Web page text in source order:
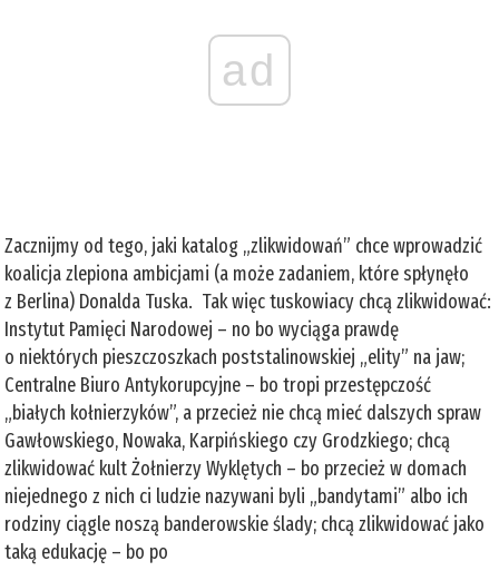
ad
Zacznijmy od tego, jaki katalog „zlikwidowań” chce wprowadzić
koalicja zlepiona ambicjami (a może zadaniem, które spłynęło
z Berlina) Donalda Tuska. Tak więc tuskowiacy chcą zlikwidować:
Instytut Pamięci Narodowej – no bo wyciąga prawdę
o niektórych pieszczoszkach poststalinowskiej „elity” na jaw;
Centralne Biuro Antykorupcyjne – bo tropi przestępczość
„białych kołnierzyków”, a przecież nie chcą mieć dalszych spraw
Gawłowskiego, Nowaka, Karpińskiego czy Grodzkiego; chcą
zlikwidować kult Żołnierzy Wyklętych – bo przecież w domach
niejednego z nich ci ludzie nazywani byli „bandytami” albo ich
rodziny ciągle noszą banderowskie ślady; chcą zlikwidować jako
taką edukację – bo po